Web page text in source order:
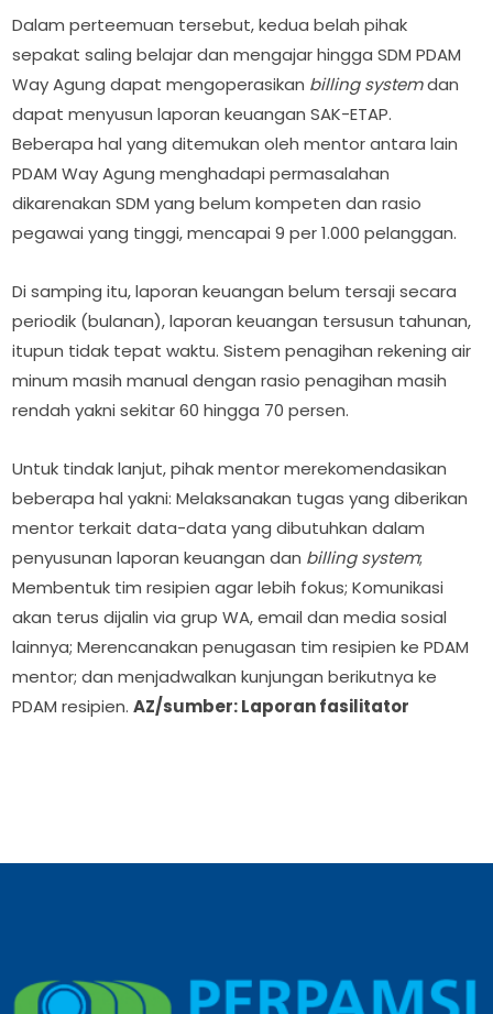
Dalam perteemuan tersebut, kedua belah pihak
sepakat saling belajar dan mengajar hingga SDM PDAM
Way Agung dapat mengoperasikan billing systemdan
dapat menyusun laporan keuangan SAK-ETAP.
Beberapa hal yang ditemukan oleh mentor antara lain
PDAM Way Agung menghadapi permasalahan
dikarenakan SDM yang belum kompeten dan rasio
pegawai yang tinggi, mencapai 9 per 1.000 pelanggan.
Di samping itu, laporan keuangan belum tersaji secara
periodik (bulanan), laporan keuangan tersusun tahunan,
itupun tidak tepat waktu. Sistem penagihan rekening air
minum masih manual dengan rasio penagihan masih
rendah yakni sekitar 60 hingga 70 persen.
Untuk tindak lanjut, pihak mentor merekomendasikan
beberapa hal yakni: Melaksanakan tugas yang diberikan
mentor terkait data-data yang dibutuhkan dalam
penyusunan laporan keuangan dan billing system;
Membentuk tim resipien agar lebih fokus; Komunikasi
akan terus dijalin via grup WA, email dan media sosial
lainnya; Merencanakan penugasan tim resipien ke PDAM
mentor; dan menjadwalkan kunjungan berikutnya ke
PDAM resipien.AZ/sumber: Laporan fasilitator